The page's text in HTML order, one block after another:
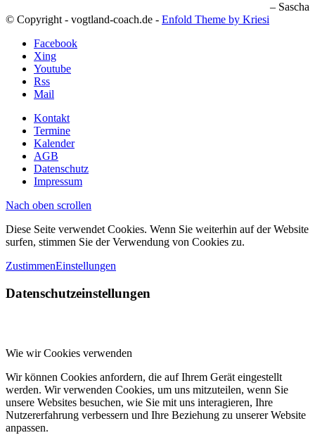
Sascha
© Copyright - vogtland-coach.de - Enfold Theme by Kriesi
Facebook
Xing
Youtube
Rss
Mail
Kontakt
Termine
Kalender
AGB
Datenschutz
Impressum
Nach oben scrollen
Diese Seite verwendet Cookies. Wenn Sie weiterhin auf der Website
surfen, stimmen Sie der Verwendung von Cookies zu.
ZustimmenEinstellungen
Datenschutzeinstellungen
Wie wir Cookies verwenden
Wir können Cookies anfordern, die auf Ihrem Gerät eingestellt
werden. Wir verwenden Cookies, um uns mitzuteilen, wenn Sie
unsere Websites besuchen, wie Sie mit uns interagieren, Ihre
Nutzererfahrung verbessern und Ihre Beziehung zu unserer Website
anpassen.